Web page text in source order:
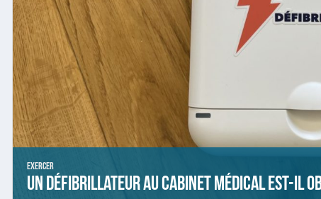
Exercer
Un défibrillateur au cabinet médical est-il